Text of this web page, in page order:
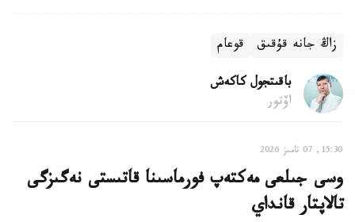
زاڭ جانە قۇقىق قوعام
باقىتجول كاكەش
اۆتور
15:30, 07 تامىز 2026
وسى جىلعى مەكتەپ فورماسىنا قاتىستى نەگىزگى
تالاپتار قانداي